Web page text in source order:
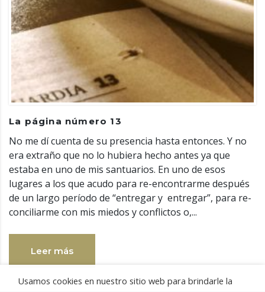
La página número 13
No me dí cuenta de su presencia hasta entonces. Y no
era extraño que no lo hubiera hecho antes ya que
estaba en uno de mis santuarios. En uno de esos
lugares a los que acudo para re-encontrarme después
de un largo período de “entregar y entregar”, para re-
conciliarme con mis miedos y conflictos o,...
Leer más
Usamos cookies en nuestro sitio web para brindarle la